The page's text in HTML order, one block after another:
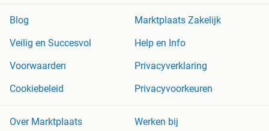
Blog
Marktplaats Zakelijk
Veilig en Succesvol
Help en Info
Voorwaarden
Privacyverklaring
Cookiebeleid
Privacyvoorkeuren
Over Marktplaats
Werken bij